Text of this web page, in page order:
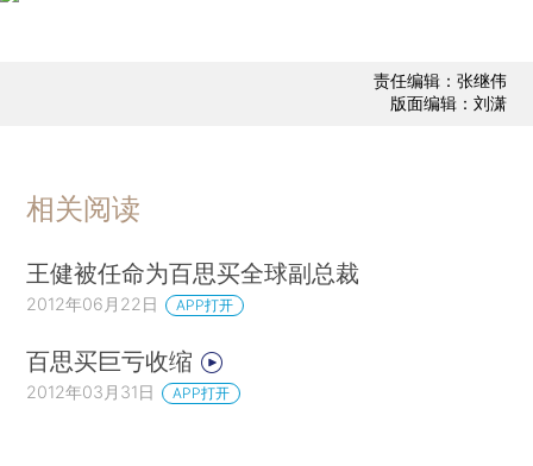
责任编辑：张继伟
版面编辑：刘潇
相关阅读
王健被任命为百思买全球副总裁
2012年06月22日 APP打开
百思买巨亏收缩
2012年03月31日 APP打开